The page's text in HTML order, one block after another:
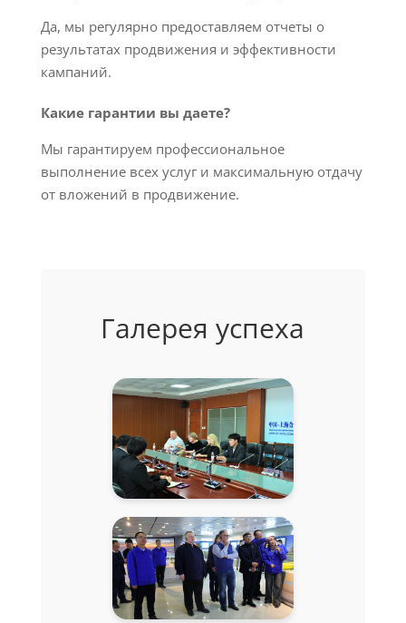
Да, мы регулярно предоставляем отчеты о
результатах продвижения и эффективности
кампаний.
Какие гарантии вы даете?
Мы гарантируем профессиональное
выполнение всех услуг и максимальную отдачу
от вложений в продвижение.
Галерея успеха